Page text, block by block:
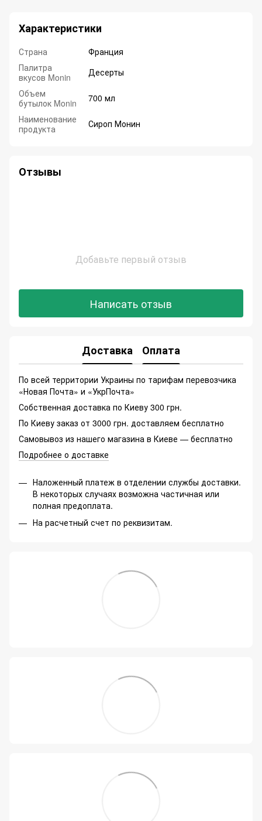
Характеристики
Страна
Франция
Палитра
вкусов Monin
Десерты
Объем
бутылок Monin
700 мл
Наименование
продукта
Сироп Монин
Отзывы
Добавьте первый отзыв
Написать отзыв
Доставка Оплата
По всей территории Украины по тарифам перевозчика
«Новая Почта» и «УкрПочта»
Собственная доставка по Киеву 300 грн.
По Киеву заказ от 3000 грн. доставляем бесплатно
Самовывоз из нашего магазина в Киеве — бесплатно
Подробнее о доставке
Наложенный платеж в отделении службы доставки.
В некоторых случаях возможна частичная или
полная предоплата.
На расчетный счет по реквизитам.